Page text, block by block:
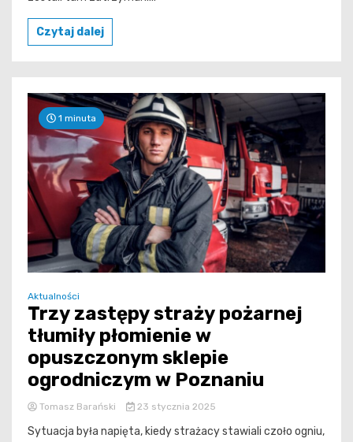
Czytaj dalej
1 minuta
Aktualności
Trzy zastępy straży pożarnej
tłumiły płomienie w
opuszczonym sklepie
ogrodniczym w Poznaniu
Tomasz Barański 23 stycznia 2025
Sytuacja była napięta, kiedy strażacy stawiali czoło ogniu,